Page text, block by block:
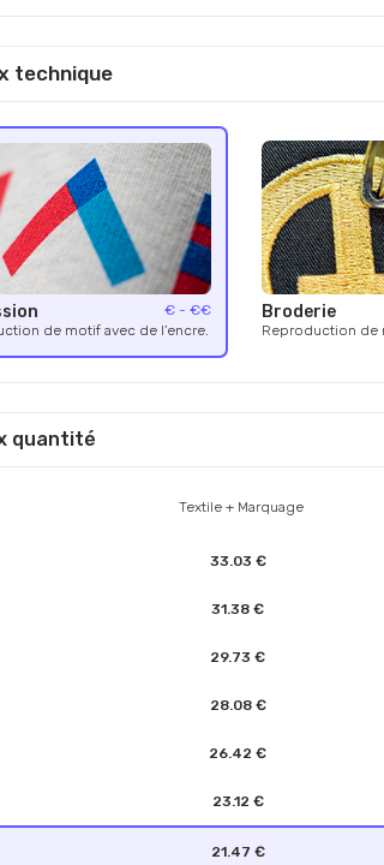
technique
€ - €€
de motif avec de l’encre.
Broderie
Reproduction de
quantité
Textile + Marquage
33.03 €
31.38 €
29.73 €
28.08 €
26.42 €
23.12 €
21.47 €